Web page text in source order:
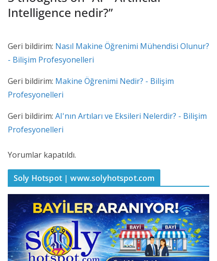
Intelligence nedir?”
Geri bildirim: Nasıl Makine Öğrenimi Mühendisi Olunur?
- Bilişim Profesyonelleri
Geri bildirim: Makine Öğrenimi Nedir? - Bilişim
Profesyonelleri
Geri bildirim: AI'nın Artıları ve Eksileri Nelerdir? - Bilişim
Profesyonelleri
Yorumlar kapatıldı.
Soly Hotspot | www.solyhotspot.com